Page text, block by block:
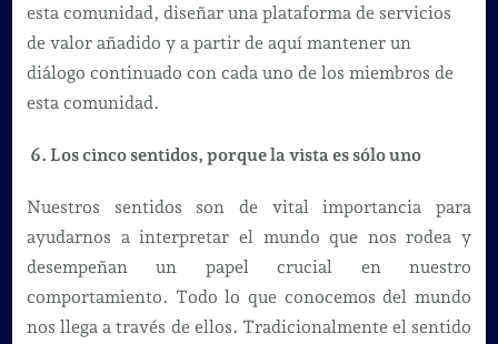
esta comunidad, diseñar una plataforma de servicios
de valor añadido y a partir de aquí mantener un
diálogo continuado con cada uno de los miembros de
esta comunidad.
6. Los cinco sentidos, porque la vista es sólo uno
Nuestros sentidos son de vital importancia para
ayudarnos a interpretar el mundo que nos rodea y
desempeñan un papel crucial en nuestro
comportamiento. Todo lo que conocemos del mundo
nos llega a través de ellos. Tradicionalmente el sentido